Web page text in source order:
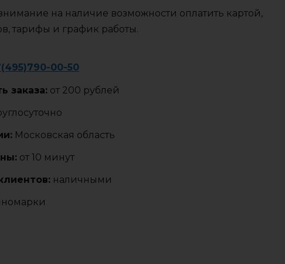
на наличие возможности оплатить картой,
тарифы и график работы.
00-50
заказа: от 200 рублей
Московская область
от 10 минут
наличными